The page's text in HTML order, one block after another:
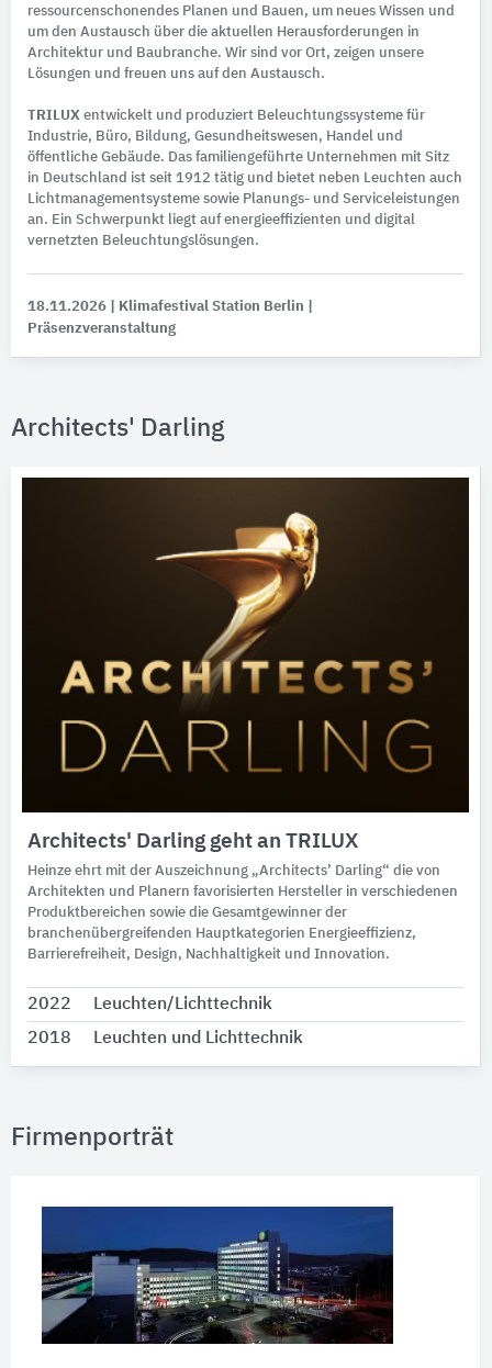
ressourcenschonendes Planen und Bauen, um neues Wissen und
um den Austausch über die aktuellen Herausforderungen in
Architektur und Baubranche. Wir sind vor Ort, zeigen unsere
Lösungen und freuen uns auf den Austausch.
TRILUX entwickelt und produziert Beleuchtungssysteme für
Industrie, Büro, Bildung, Gesundheitswesen, Handel und
öffentliche Gebäude. Das familiengeführte Unternehmen mit Sitz
in Deutschland ist seit 1912 tätig und bietet neben Leuchten auch
Lichtmanagementsysteme sowie Planungs- und Serviceleistungen
an. Ein Schwerpunkt liegt auf energieeffizienten und digital
vernetzten Beleuchtungslösungen.
18.11.2026 | Klimafestival Station Berlin
Präsenzveranstaltung
Architects' Darling
Architects' Darling geht an TRILUX
Heinze ehrt mit der Auszeichnung „Architects’ Darling“ die von
Architekten und Planern favorisierten Hersteller in verschiedenen
Produktbereichen sowie die Gesamtgewinner der
branchenübergreifenden Hauptkategorien Energieeffizienz,
Barrierefreiheit, Design, Nachhaltigkeit und Innovation.
2022
Leuchten/Lichttechnik
2018
Leuchten und Lichttechnik
Firmenporträt